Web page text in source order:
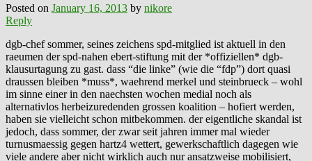
Posted on January 16, 2013 by nikore
Reply
dgb-chef sommer, seines zeichens spd-mitglied ist aktuell in den
raeumen der spd-nahen ebert-stiftung mit der *offiziellen* dgb-
klausurtagung zu gast. dass “die linke” (wie die “fdp”) dort quasi
draussen bleiben *muss*, waehrend merkel und steinbrueck – wohl
im sinne einer in den naechsten wochen medial noch als
alternativlos herbeizuredenden grossen koalition – hofiert werden,
haben sie vielleicht schon mitbekommen. der eigentliche skandal ist
jedoch, dass sommer, der zwar seit jahren immer mal wieder
turnusmaessig gegen hartz4 wettert, gewerkschaftlich dagegen wie
viele andere aber nicht wirklich auch nur ansatzweise mobilisiert,